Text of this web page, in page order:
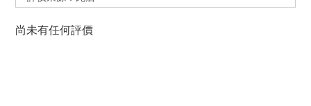
尚未有任何評價